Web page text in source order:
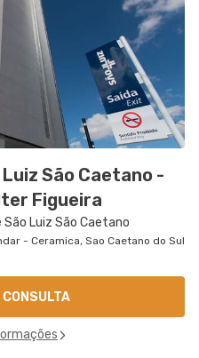
São Caetano -
Figueira
Luiz São Caetano
- Ceramica, Sao Caetano do Sul
CONSULTA